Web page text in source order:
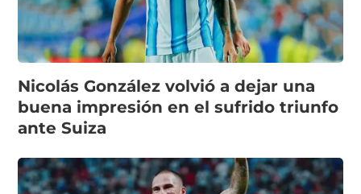
Nicolás González volvió a dejar una
buena impresión en el sufrido triunfo
ante Suiza